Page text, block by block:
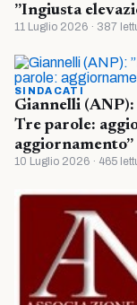
”Ingiusta
11 Luglio 2026 · 387
SINDACATI
Giannelli (ANP):
Tre parole:
aggiornamento”
10 Luglio 2026 · 465